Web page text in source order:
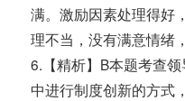
满。激励因素处理得好
理不当，没有满意情绪
6.【精析】B本题考查
中进行制度创新的方式